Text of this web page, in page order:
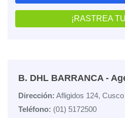
¡RASTREA
B. DHL BARRANCA -
Dirección: Afligidos 124,
Teléfono: (01) 5172500